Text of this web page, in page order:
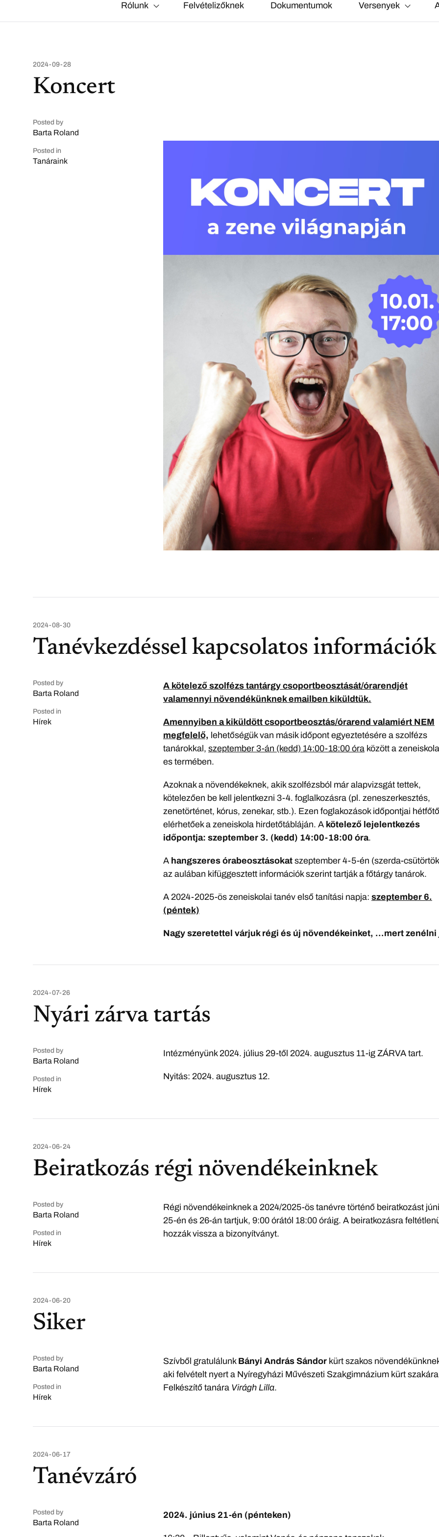
Rólunk Felvételizőknek Dokumentumok Versenyek
2024-09-28
Koncert
Posted by
Barta Roland
Posted in
Tanáraink
2024-08-30
Tanévkezdéssel kapcsolatos információk
Posted by
Barta Roland
Posted in
Hírek
A kötelező szolfézs tantárgy csoportbeosztását/órarendjét
valamennyi növendékünknek emailben kiküldtük.
Amennyiben a kiküldött csoportbeosztás/órarend valamiért NEM
megfelelő, lehetőségük van másik időpont egyeztetésére a szolfézs
tanárokkal, szeptember 3-án (kedd) 14:00-18:00 óra között a
es termében.
Azoknak a növendékeknek, akik szolfézsból már alapvizsgát tettek,
kötelezően be kell jelentkezni 3-4. foglalkozásra (pl. zeneszerkesztés,
zenetörténet, kórus, zenekar, stb.). Ezen foglakozások időpontjai
elérhetőek a zeneiskola hirdetőtábláján. A kötelező lejelentkezés
időpontja: szeptember 3. (kedd) 14:00-18:00 óra.
A hangszeres órabeosztásokatszeptember 4-5-én (szerda-
az aulában kifüggesztett információk szerint tartják a főtárgy tanárok.
A 2024-2025-ös zeneiskolai tanév első tanítási napja: szeptember 6.
(péntek)
Nagy szeretettel várjuk régi és új növendékeinket, …mert zenélni
2024-07-26
Nyári zárva tartás
Posted by
Barta Roland
Posted in
Hírek
Intézményünk 2024. július 29-től 2024. augusztus 11-ig ZÁRVA tart.
Nyitás: 2024. augusztus 12.
2024-06-24
Beiratkozás régi növendékeinknek
Posted by
Barta Roland
Posted in
Hírek
Régi növendékeinknek a 2024/2025-ös tanévre történő beiratkozást
25-én és 26-án tartjuk, 9:00 órától 18:00 óráig. A beiratkozásra
hozzák vissza a bizonyítványt.
2024-06-20
Siker
Posted by
Barta Roland
Posted in
Hírek
Szívből gratulálunk Bányi András Sándorkürt szakos
aki felvételt nyert a Nyíregyházi Művészeti Szakgimnázium kürt
Felkészítő tanára Virágh Lilla.
2024-06-17
Tanévzáró
Posted by
Barta Roland
2024. június 21-én (pénteken)